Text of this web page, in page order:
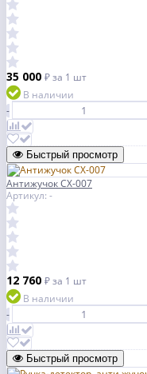
35 000 ₽за 1 шт
В наличии
-
Быстрый просмотр
Антижучок CX-007
Артикул: -
12 760 ₽за 1 шт
В наличии
-
Быстрый просмотр